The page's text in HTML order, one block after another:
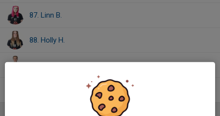
87. Linn B.
88. Holly H.
90. Mimmi H.